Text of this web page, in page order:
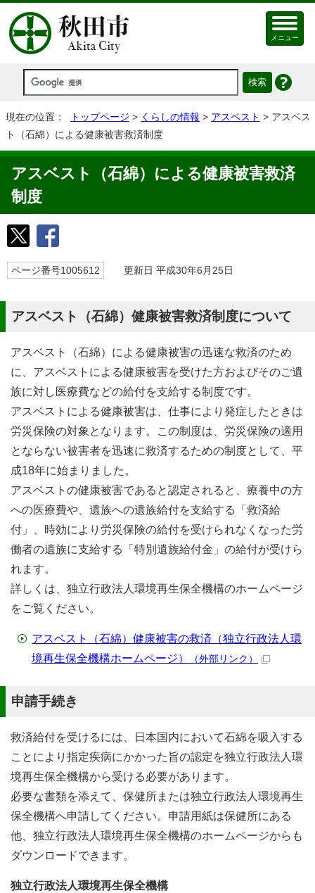
メニュー
現在の位置： トップページ > くらしの情報 > アスベスト > アスベス
ト（石綿）による健康被害救済制度
アスベスト（石綿）による健康被害救済
制度
ページ番号1005612 更新日 平成30年6月25日
アスベスト（石綿）健康被害救済制度について
アスベスト（石綿）による健康被害の迅速な救済のため
に、アスベストによる健康被害を受けた方およびそのご遺
族に対し医療費などの給付を支給する制度です。
アスベストによる健康被害は、仕事により発症したときは
労災保険の対象となります。この制度は、労災保険の適用
とならない被害者を迅速に救済するための制度として、平
成18年に始まりました。
アスベストの健康被害であると認定されると、療養中の方
への医療費や、遺族への遺族給付を支給する「救済給
付」、時効により労災保険の給付を受けられなくなった労
働者の遺族に支給する「特別遺族給付金」の給付が受けら
れます。
詳しくは、独立行政法人環境再生保全機構のホームページ
をご覧ください。
アスベスト（石綿）健康被害の救済（独立行政法人環
境再生保全機構ホームページ）
（外部リンク）
申請手続き
救済給付を受けるには、日本国内において石綿を吸入する
ことにより指定疾病にかかった旨の認定を独立行政法人環
境再生保全機構から受ける必要があります。
必要な書類を添えて、保健所または独立行政法人環境再生
保全機構へ申請してください。申請用紙は保健所にある
他、独立行政法人環境再生保全機構のホームページからも
ダウンロードできます。
独立行政法人環境再生保全機構